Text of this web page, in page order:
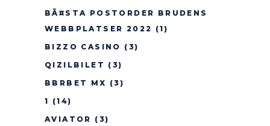
BÃ¤STA POSTORDER BRUDENS
WEBBPLATSER 2022 (1)
BIZZO CASINO (3)
QIZILBILET (3)
BBRBET MX (3)
1 (14)
AVIATOR (3)